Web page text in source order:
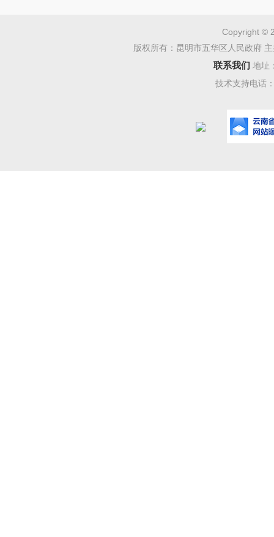
具及安
Copyright ©
版权所有：昆明市五华区人民政府
联系我们 地址
技术支持电话